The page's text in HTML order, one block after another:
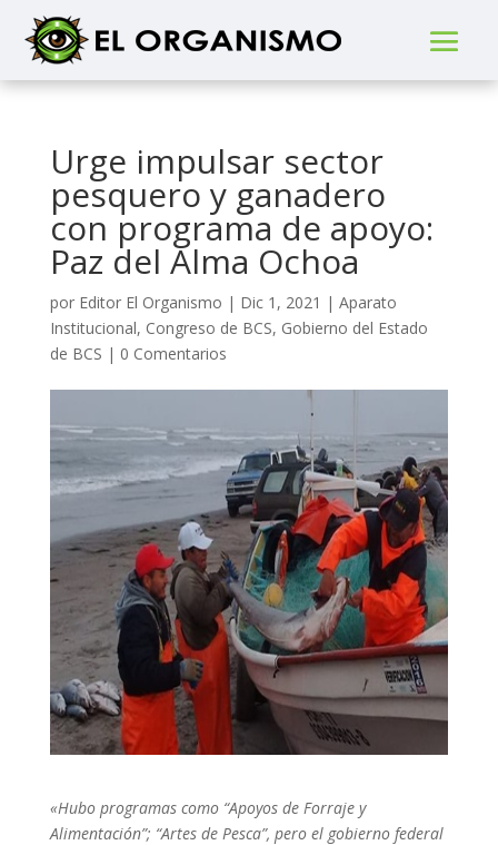
Urge impulsar sector
pesquero y ganadero
con programa de apoyo:
Paz del Alma Ochoa
por Editor El Organismo | Dic 1, 2021 | Aparato
Institucional, Congreso de BCS, Gobierno del Estado
de BCS | 0 Comentarios
«Hubo programas como “Apoyos de Forraje y
Alimentación”; “Artes de Pesca”, pero el gobierno federal